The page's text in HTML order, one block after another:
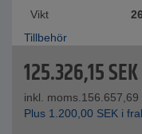
Vikt
Tillbehör
125.326,15SEK
inkl. moms.156.657,69
Plus 1.200,00 SEK i